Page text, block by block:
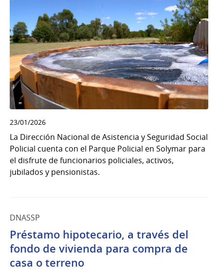
23/01/2026
La Dirección Nacional de Asistencia y Seguridad Social
Policial cuenta con el Parque Policial en Solymar para
el disfrute de funcionarios policiales, activos,
jubilados y pensionistas.
DNASSP
Préstamo hipotecario, a través del
fondo de vivienda para compra de
casa o terreno